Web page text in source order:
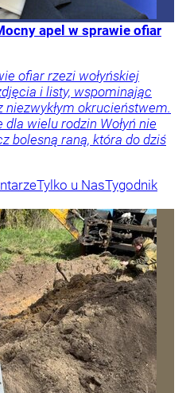
apel w sprawie ofiar
ofiar rzezi wołyńskiej
i listy, wspominając
okrucieństwem.
wielu rodzin Wołyń nie
bolesną raną, która do dziś
Tylko u NasTygodnik